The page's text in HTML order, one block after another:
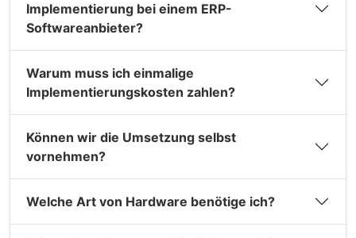
Implementierung bei einem ERP-
Softwareanbieter?
Warum muss ich einmalige
Implementierungskosten zahlen?
Können wir die Umsetzung selbst
vornehmen?
Welche Art von Hardware benötige ich?